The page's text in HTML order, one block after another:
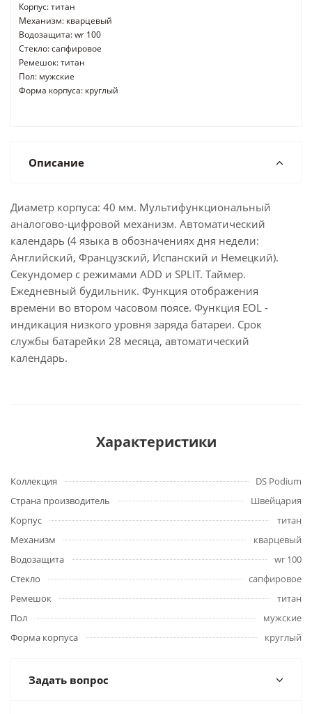
Корпус: титан
Механизм: кварцевый
Водозащита: wr 100
Стекло: сапфировое
Ремешок: титан
Пол: мужские
Форма корпуса: круглый
Описание
Диаметр корпуса: 40 мм. Мультифункциональный
аналогово-цифровой механизм. Автоматический
календарь (4 языка в обозначениях дня недели:
Английский, Французский, Испанский и Немецкий).
Секундомер с режимами ADD и SPLIT. Таймер.
Ежедневный будильник. Функция отображения
времени во втором часовом поясе. Функция EOL -
индикация низкого уровня заряда батареи. Срок
службы батарейки 28 месяца, автоматический
календарь.
Характеристики
Коллекция
DS Podium
Страна производитель
Швейцария
Корпус
титан
Механизм
кварцевый
Водозащита
wr 100
Стекло
сапфировое
Ремешок
титан
Пол
мужские
Форма корпуса
круглый
Задать вопрос